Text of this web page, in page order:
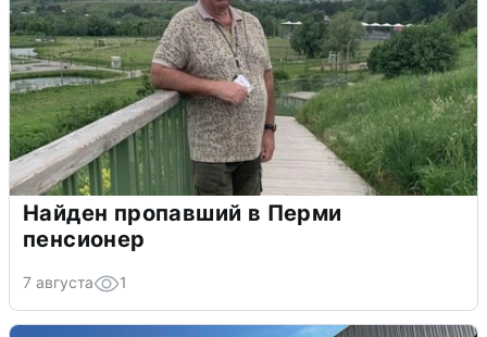
Найден пропавший в Перми
пенсионер
7 августа 1